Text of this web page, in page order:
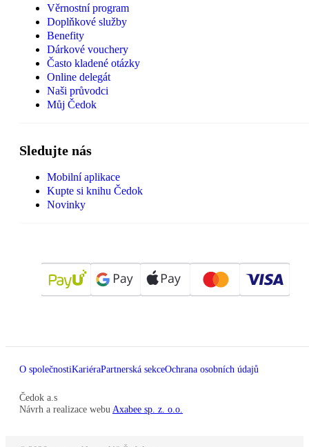
Věrnostní program
Doplňkové služby
Benefity
Dárkové vouchery
Často kladené otázky
Online delegát
Naši průvodci
Můj Čedok
Sledujte nás
Mobilní aplikace
Kupte si knihu Čedok
Novinky
O společnostiKariéraPartnerská sekceOchrana osobních údajů
Čedok a.s
Návrh a realizace webu Axabee sp. z. o.o.